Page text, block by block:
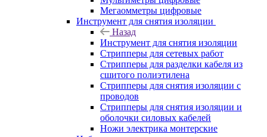
Мегаомметры цифровые
Инструмент для снятия изоляции
Назад
Инструмент для снятия изоляции
Стрипперы для сетевых работ
Стрипперы для разделки кабеля из
сшитого полиэтилена
Cтрипперы для снятия изоляции с
проводов
Стрипперы для снятия изоляции и
оболочки силовых кабелей
Ножи электрика монтерские